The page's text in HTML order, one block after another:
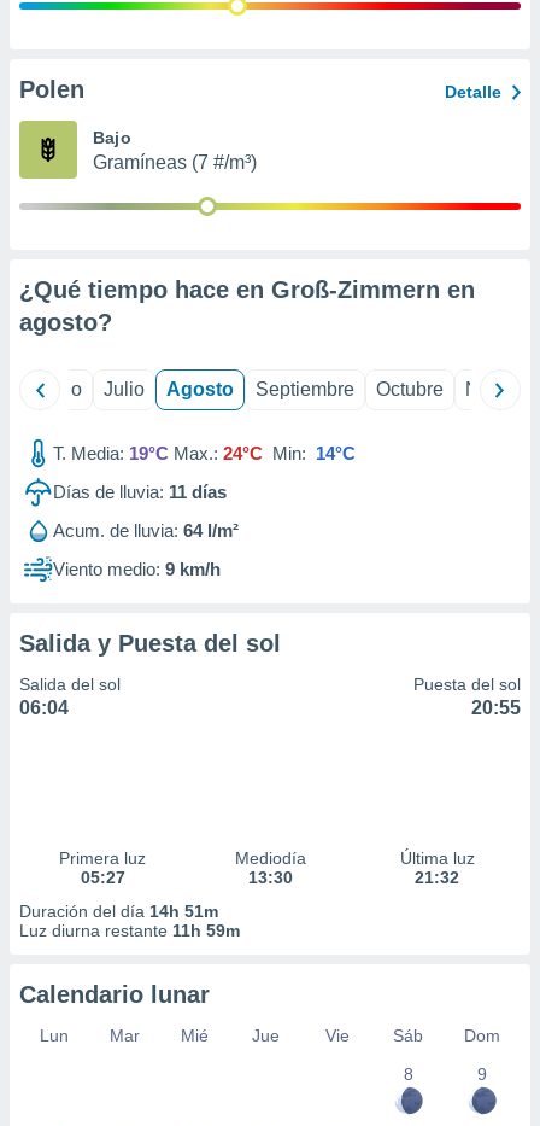
e
publicidad
Polen Detalle
Bajo
Gramíneas (7 #/m³)
¿Qué tiempo hace en Groß-Zimmern en
agosto?
Junio Julio Agosto Septiembre Octubre
T. Media: 19°C Max.: 24°C Min: 14°C
Días de lluvia: 11 días
Acum. de lluvia: 64 l/m²
Viento medio: 9 km/h
Salida y Puesta del sol
Salida del sol
06:04
Puesta del sol
20:55
Primera luz
05:27
Mediodía
13:30
Última luz
21:32
Duración del día 14h 51m
Luz diurna restante 11h 59m
Calendario lunar
Lun Mar Mié Jue Vie Sáb
Dom
8
9